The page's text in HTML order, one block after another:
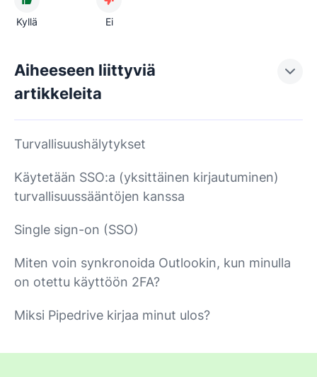
Kyllä Ei
Aiheeseen liittyviä
artikkeleita
Turvallisuushälytykset
Käytetään SSO:a (yksittäinen kirjautuminen)
turvallisuussääntöjen kanssa
Single sign-on (SSO)
Miten voin synkronoida Outlookin, kun minulla
on otettu käyttöön 2FA?
Miksi Pipedrive kirjaa minut ulos?